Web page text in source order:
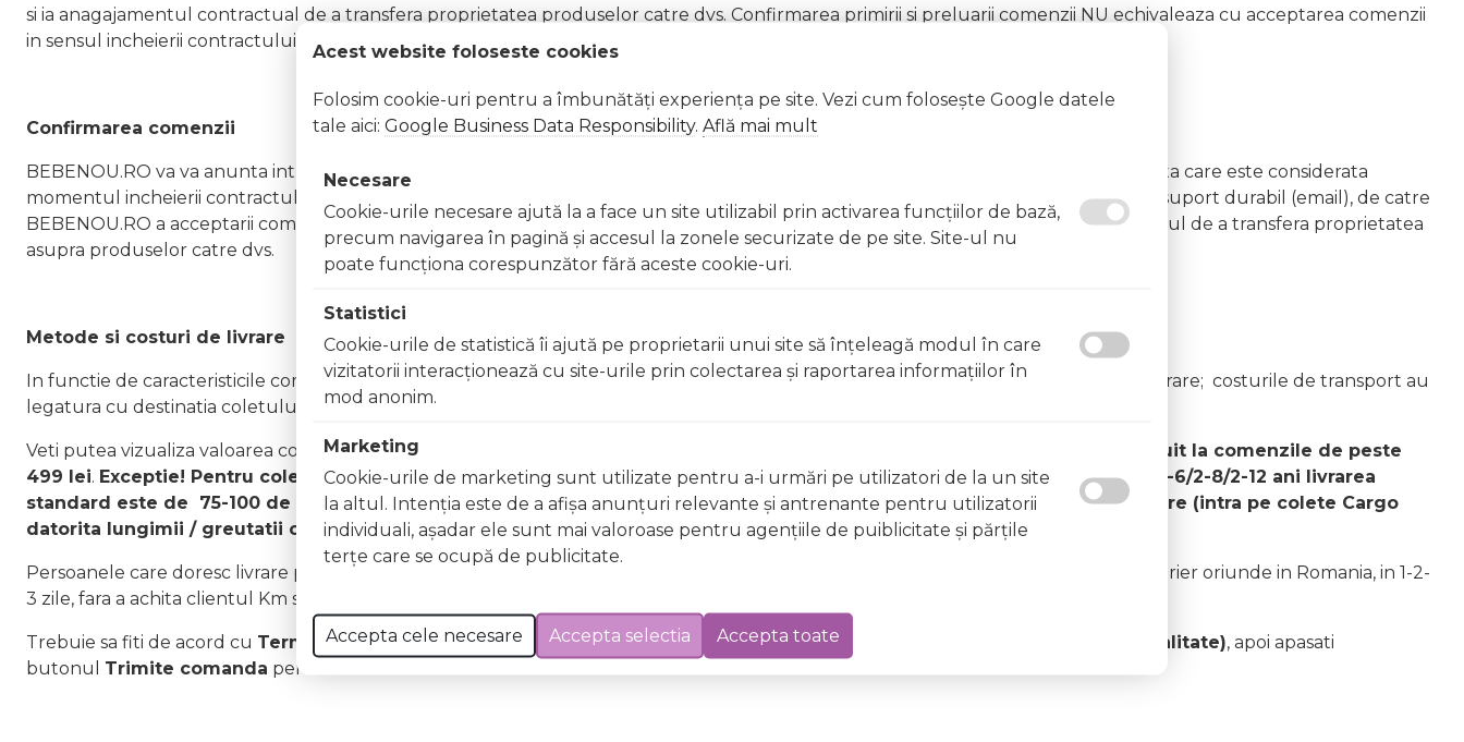
si ia anagajamentul contractual de a transfera proprietatea produselor catre dvs. Confirmarea primirii si preluarii comenzii NU echivaleaza cu acceptarea comenzii
in sensul incheierii contractului intre Vanzator si Cumparator.
Confirmarea comenzii
BEBENOU.RO va va anunta intr-un nou e-mail cu privire la confirmarea comenzii, detaliile si indeplinirea preconizata a comenzii, data care este considerata
momentul incheierii contractului la distanta. Momentul incheierii contractului la distanta il constituie momentul confirmarii, pe un suport durabil (email), de catre
BEBENOU.RO a acceptarii comenzii transmise de dvs, in speta, confirmarea disponibilitatii stocului, acceptarii comenzii si angajamentul de a transfera proprietatea
asupra produselor catre dvs.
Metode si costuri de livrare
In functie de caracteristicile comenzii Dvs. si de optiunile disponibile, este posibil sa vi se solicite alegerea unei anumite metode de livrare; costurile de transport au
legatura cu destinatia coletului/coletelor, cu greutatea sau volumul coletului/coletelor.
Veti putea vizualiza valoarea costurilor de livrare inainte de finalizarea comenzii. Costul de livrare estei 14.9 lei si aveti
transport gratuit la comenzile de peste
499 lei. Exceptie! Pentru coletele volumetrice de genul saltelelor cost de 29-100 de lei in raport de volumetrie, paturile 2-6/2-8/2-12 ani livrarea
standard este de 75-100 de lei / pat oriunde in Romania, 150 de lei pentru paturile de 2-16 ani si 200 de lei pentru sifoniere (intra pe colete Cargo
datorita lungimii / greutatii coletelor).
Persoanele care doresc livrare prin Posta Romana sa stie ca putem livra prin Fan Courier / Sameday / DPD Romania / Dragon Star Curier oriunde in Romania, in 1-2-
3 zile, fara a achita clientul Km suplimentari.
Trebuie sa fiti de acord cu Termenii si Conditiilepracticate si cuprocesarea datelor cu caracter personal Politica de confidentialitate), apoi apasati
butonul Trimite comanda pentru a finaliza.
Acest website foloseste cookies
Folosim cookie-uri pentru a îmbunătăți experiența pe site. Vezi cum folosește Google datele
tale aici: Google Business Data Responsibility. Află mai mult
Necesare
Cookie-urile necesare ajută la a face un site utilizabil prin activarea funcţiilor de bază,
precum navigarea în pagină şi accesul la zonele securizate de pe site. Site-ul nu
poate funcţiona corespunzător fără aceste cookie-uri.
Statistici
Cookie-urile de statistică îi ajută pe proprietarii unui site să înţeleagă modul în care
vizitatorii interacţionează cu site-urile prin colectarea şi raportarea informaţiilor în
mod anonim.
Marketing
Cookie-urile de marketing sunt utilizate pentru a-i urmări pe utilizatori de la un site
la altul. Intenţia este de a afişa anunţuri relevante şi antrenante pentru utilizatorii
individuali, aşadar ele sunt mai valoroase pentru agenţiile de puiblicitate şi părţile
terţe care se ocupă de publicitate.
Accepta cele necesare Accepta selectia Accepta toate